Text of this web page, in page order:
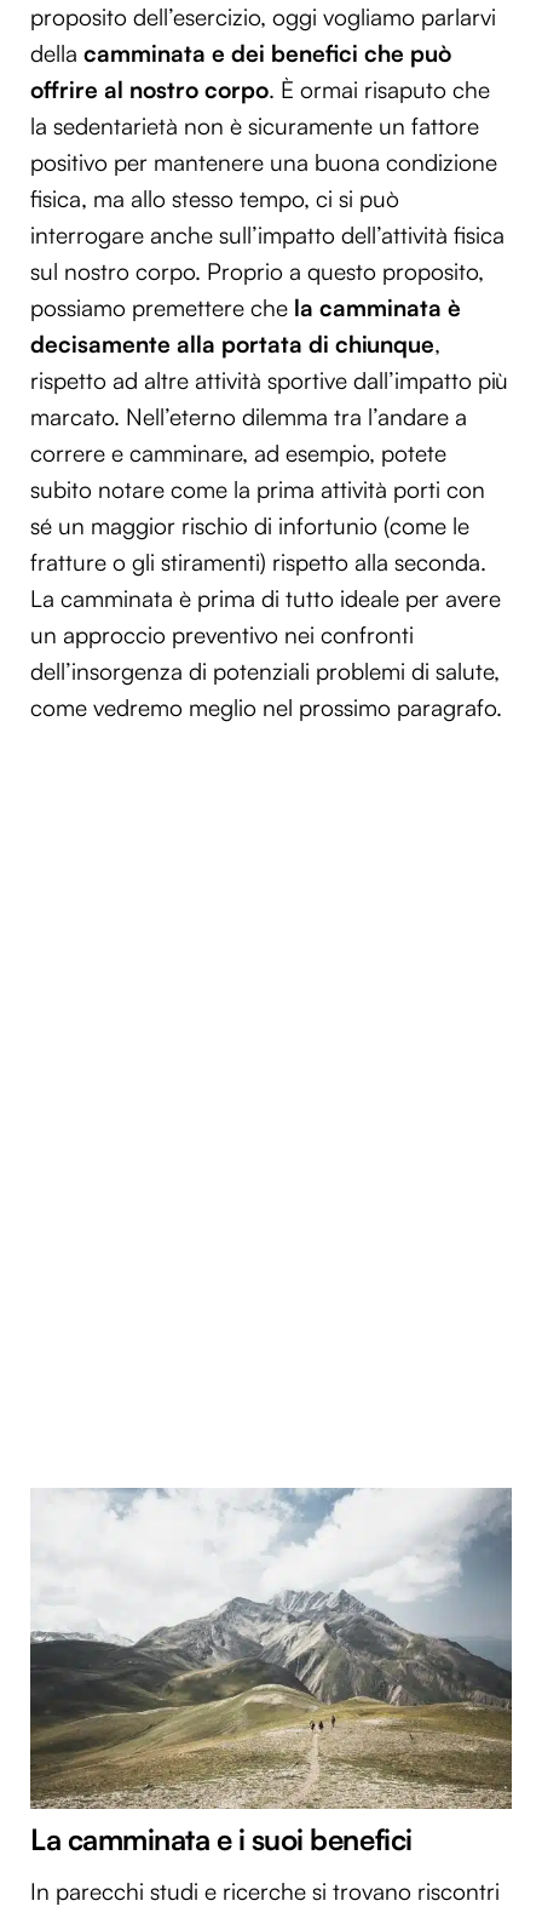
proposito dell’esercizio, oggi vogliamo parlarvi
della camminata e dei benefici che può
offrire al nostro corpo. È ormai risaputo che
la sedentarietà non è sicuramente un fattore
positivo per mantenere una buona condizione
fisica, ma allo stesso tempo, ci si può
interrogare anche sull’impatto dell’attività fisica
sul nostro corpo. Proprio a questo proposito,
possiamo premettere che la camminata è
decisamente alla portata di chiunque,
rispetto ad altre attività sportive dall’impatto più
marcato. Nell’eterno dilemma tra l’andare a
correre e camminare, ad esempio, potete
subito notare come la prima attività porti con
sé un maggior rischio di infortunio (come le
fratture o gli stiramenti) rispetto alla seconda.
La camminata è prima di tutto ideale per avere
un approccio preventivo nei confronti
dell’insorgenza di potenziali problemi di salute,
come vedremo meglio nel prossimo paragrafo.
La camminata e i suoi benefici
In parecchi studi e ricerche si trovano riscontri